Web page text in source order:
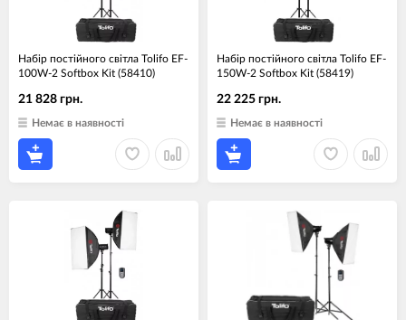
Набір постійного світла Tolifo EF-
100W-2 Softbox Kit (58410)
21 828 грн.
Немає в наявності
Набір постійного світла Tolifo EF-
150W-2 Softbox Kit (58419)
22 225 грн.
Немає в наявності